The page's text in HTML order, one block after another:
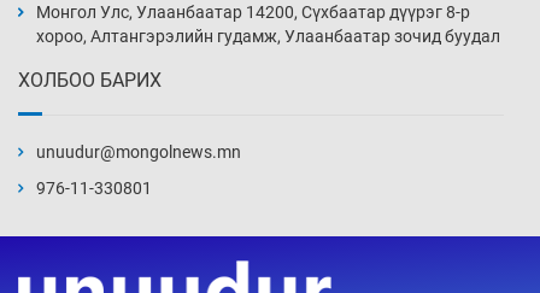
19 цаг 42 мин
хэмжээг шинэчлэн тогтоох нь
20 цаг 42 мин
Монгол Улс, Улаанбаатар 14200, Сүхбаатар дүүрэг 8-р
хороо, Алтангэрэлийн гудамж, Улаанбаатар зочид буудал
ХОЛБОО БАРИХ
unuudur@mongolnews.mn
976-11-330801